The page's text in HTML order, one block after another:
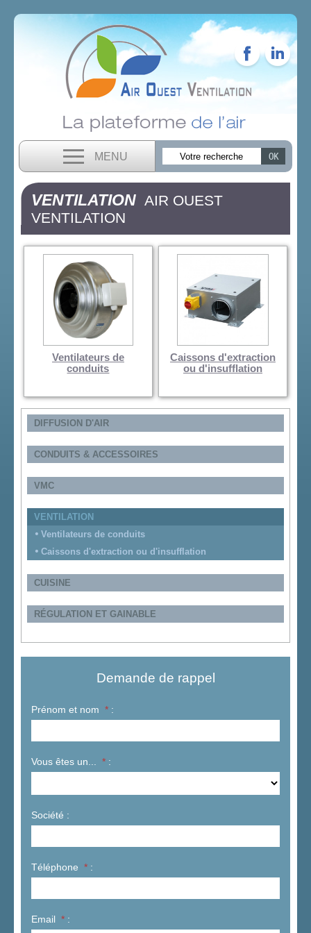
MENU
VENTILATION AIR OUEST
VENTILATION
Ventilateurs de
conduits
Caissons d'extraction
ou d'insufflation
DIFFUSION D'AIR
CONDUITS & ACCESSOIRES
VMC
VENTILATION
Ventilateurs de conduits
Caissons d'extraction ou d'insufflation
CUISINE
RÉGULATION ET GAINABLE
Demande de rappel
Prénom et nom * :
Vous êtes un... * :
Société :
Téléphone * :
Email * :